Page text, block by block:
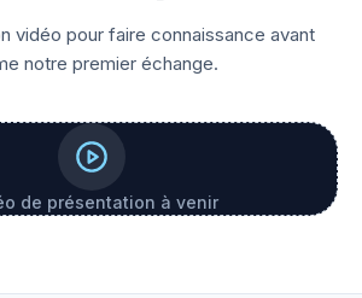
vidéo pour faire connaissance avant
notre premier échange.
de présentation à venir